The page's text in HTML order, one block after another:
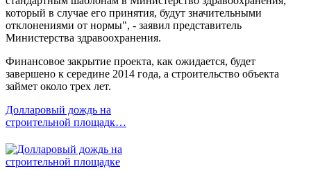
который в случае его принятия, будут значительными
отклонениями от нормы", - заявил представитель
Министерства здравоохранения.
Финансовое закрытие проекта, как ожидается, будет
завершено к середине 2014 года, а строительство объекта
займет около трех лет.
Долларовый дождь на
строительной площадк…